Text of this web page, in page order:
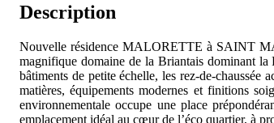
Description
Nouvelle résidence MALORETTE à SAINT
magnifique domaine de la Briantais dominant la
bâtiments de petite échelle, les rez-de-chaussée
matières, équipements modernes et finitions
environnementale occupe une place
emplacement idéal au cœur de l’éco quartier, à